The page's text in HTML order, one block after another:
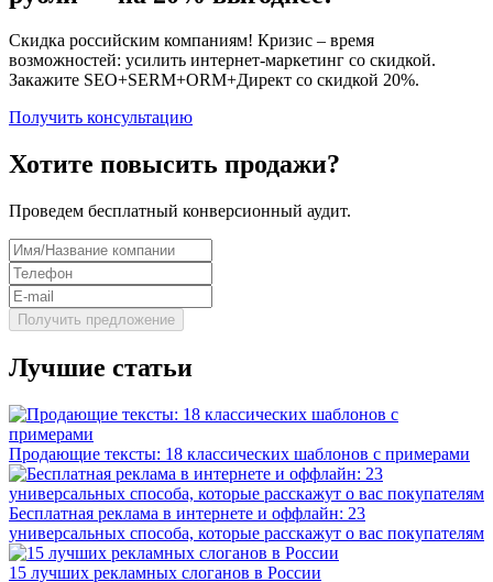
Скидка российским компаниям! Кризис – время
возможностей: усилить интернет-маркетинг со скидкой.
Закажите SEO+SERM+ORM+Директ со скидкой 20%.
Получить консультацию
Хотите повысить продажи?
Проведем бесплатный конверсионный аудит.
Лучшие статьи
Продающие тексты: 18 классических шаблонов с примерами
Бесплатная реклама в интернете и оффлайн: 23
универсальных способа, которые расскажут о вас покупателям
15 лучших рекламных слоганов в России